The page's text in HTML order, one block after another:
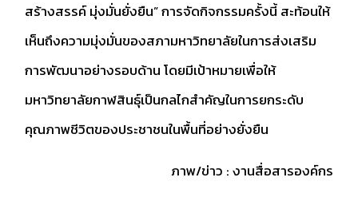
สร้างสรรค์ มุ่งมั่นยั่งยืน” การจัดกิจกรรมครั้งนี้ สะท้อนให้
เห็นถึงความมุ่งมั่นของสภามหาวิทยาลัยในการส่งเสริม
การพัฒนาอย่างรอบด้าน โดยมีเป้าหมายเพื่อให้
มหาวิทยาลัยกาฬสินธุ์เป็นกลไกสำคัญในการยกระดับ
คุณภาพชีวิตของประชาชนในพื้นที่อย่างยั่งยืน
ภาพ/ข่าว : งานสื่อสารองค์กร